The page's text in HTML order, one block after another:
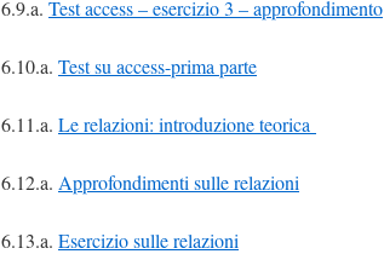
6.9.a. Test access – esercizio 3 – approfondimento
6.10.a. Test su access-prima parte
6.11.a. Le relazioni: introduzione teorica
6.12.a. Approfondimenti sulle relazioni
6.13.a. Esercizio sulle relazioni